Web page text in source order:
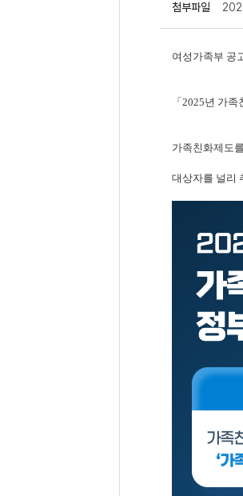
첨부파일
여성가족부 공
「2025년 가
가족친화제도
대상자를 널리